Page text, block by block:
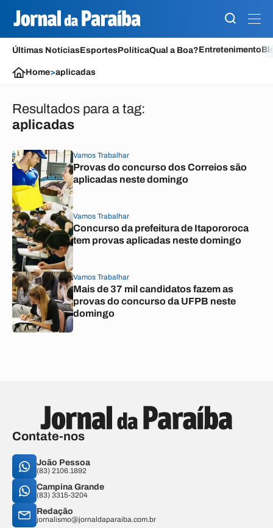
Últimas NotíciasEsportesPolíticaQual a Boa?Entretenimento
Home>aplicadas
Resultados para a tag:
aplicadas
Vamos Trabalhar
Provas do concurso dos Correios são
aplicadas neste domingo
Vamos Trabalhar
Concurso da prefeitura de Itapororoca
tem provas aplicadas neste domingo
Vamos Trabalhar
Mais de 37 mil candidatos fazem as
provas do concurso da UFPB neste
domingo
Contate-nos
João Pessoa
(83) 2106.1892
Campina Grande
(83) 3315-3204
Redação
jornalismo@jornaldaparaiba.com.br